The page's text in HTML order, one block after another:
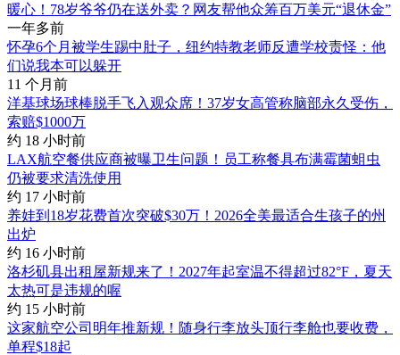
暖心！78岁爷爷仍在送外卖？网友帮他众筹百万美元“退休金”
一年多前
怀孕6个月被学生踢中肚子，纽约特教老师反遭学校责怪：他
们说我本可以躲开
11 个月前
洋基球场球棒脱手飞入观众席！37岁女高管称脑部永久受伤，
索赔$1000万
约 18 小时前
LAX航空餐供应商被曝卫生问题！员工称餐具布满霉菌蛆虫
仍被要求清洗使用
约 17 小时前
养娃到18岁花费首次突破$30万！2026全美最适合生孩子的州
出炉
约 16 小时前
洛杉矶县出租屋新规来了！2027年起室温不得超过82°F，夏天
太热可是违规的喔
约 15 小时前
这家航空公司明年推新规！随身行李放头顶行李舱也要收费，
单程$18起